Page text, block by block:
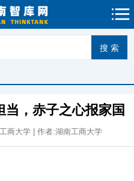
，赤子之心报家国
商大学 | 作者:湖南工商大学